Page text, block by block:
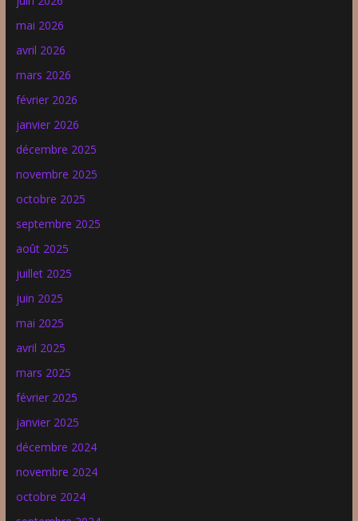
mai 2026
avril 2026
mars 2026
février 2026
janvier 2026
décembre 2025
novembre 2025
octobre 2025
septembre 2025
août 2025
juillet 2025
juin 2025
mai 2025
avril 2025
mars 2025
février 2025
janvier 2025
décembre 2024
novembre 2024
octobre 2024